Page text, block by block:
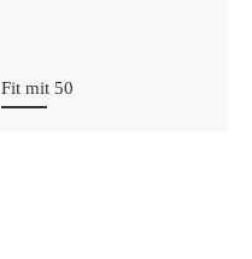
Fit mit 50